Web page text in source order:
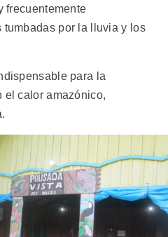
frecuentemente
tumbadas por la lluvia y los
para la
el calor amazónico,